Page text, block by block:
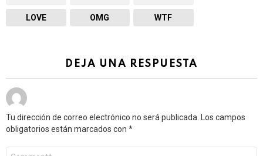
LOVE OMG WTF
DEJA UNA RESPUESTA
Tu dirección de correo electrónico no será publicada.
Los campos
obligatorios están marcados con *